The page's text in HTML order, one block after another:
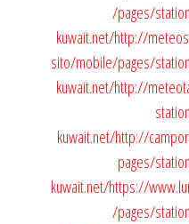
/pages/
kuwait.net/http://
sito/mobile/pages/
kuwait.net/http://
kuwait.net/http://
pages/
kuwait.net/https://
/pages/